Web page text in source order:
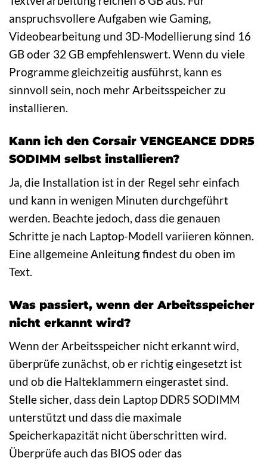
anspruchsvollere Aufgaben wie Gaming,
Videobearbeitung und 3D-Modellierung sind 16
GB oder 32 GB empfehlenswert. Wenn du viele
Programme gleichzeitig ausführst, kann es
sinnvoll sein, noch mehr Arbeitsspeicher zu
installieren.
Kann ich den Corsair VENGEANCE DDR5
SODIMM selbst installieren?
Ja, die Installation ist in der Regel sehr einfach
und kann in wenigen Minuten durchgeführt
werden. Beachte jedoch, dass die genauen
Schritte je nach Laptop-Modell variieren können.
Eine allgemeine Anleitung findest du oben im
Text.
Was passiert, wenn der Arbeitsspeicher
nicht erkannt wird?
Wenn der Arbeitsspeicher nicht erkannt wird,
überprüfe zunächst, ob er richtig eingesetzt ist
und ob die Halteklammern eingerastet sind.
Stelle sicher, dass dein Laptop DDR5 SODIMM
unterstützt und dass die maximale
Speicherkapazität nicht überschritten wird.
Überprüfe auch das BIOS oder das